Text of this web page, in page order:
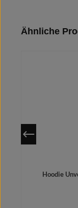
Produktgalerie
Ähnliche
Hoodie